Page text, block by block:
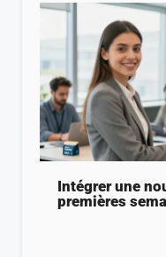
Intégrer une
premières